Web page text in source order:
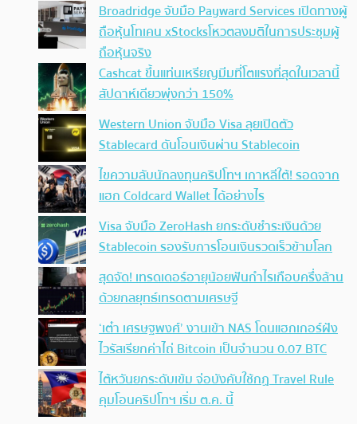
Broadridge จับมือ Payward Services เปิดทางผู้
ถือหุ้นโทเคน xStocksโหวตลงมติในการประชุมผู้
ถือหุ้นจริง
Cashcat ขึ้นแท่นเหรียญมีมที่โตแรงที่สุดในเวลานี้
สัปดาห์เดียวพุ่งกว่า 150%
Western Union จับมือ Visa ลุยเปิดตัว
Stablecard ดันโอนเงินผ่าน Stablecoin
ไขความลับนักลงทุนคริปโทฯ เกาหลีใต้! รอดจาก
แฮก Coldcard Wallet ได้อย่างไร
Visa จับมือ ZeroHash ยกระดับชำระเงินด้วย
Stablecoin รองรับการโอนเงินรวดเร็วข้ามโลก
สุดจัด! เทรดเดอร์อายุน้อยฟันกำไรเกือบครึ่งล้าน
ด้วยกลยุทธ์เทรดตามเศรษฐี
‘เต๋า เศรษฐพงศ์’ งานเข้า NAS โดนแฮกเกอร์ฝัง
ไวรัสเรียกค่าไถ่ Bitcoin เป็นจำนวน 0.07 BTC
ไต้หวันยกระดับเข้ม จ่อบังคับใช้กฏ Travel Rule
คุมโอนคริปโทฯ เริ่ม ต.ค. นี้